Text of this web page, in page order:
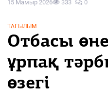
15 Мамыр 2026 333 0
ТАҒЫЛЫМ
Отбасы
ұрпақ
өзегі